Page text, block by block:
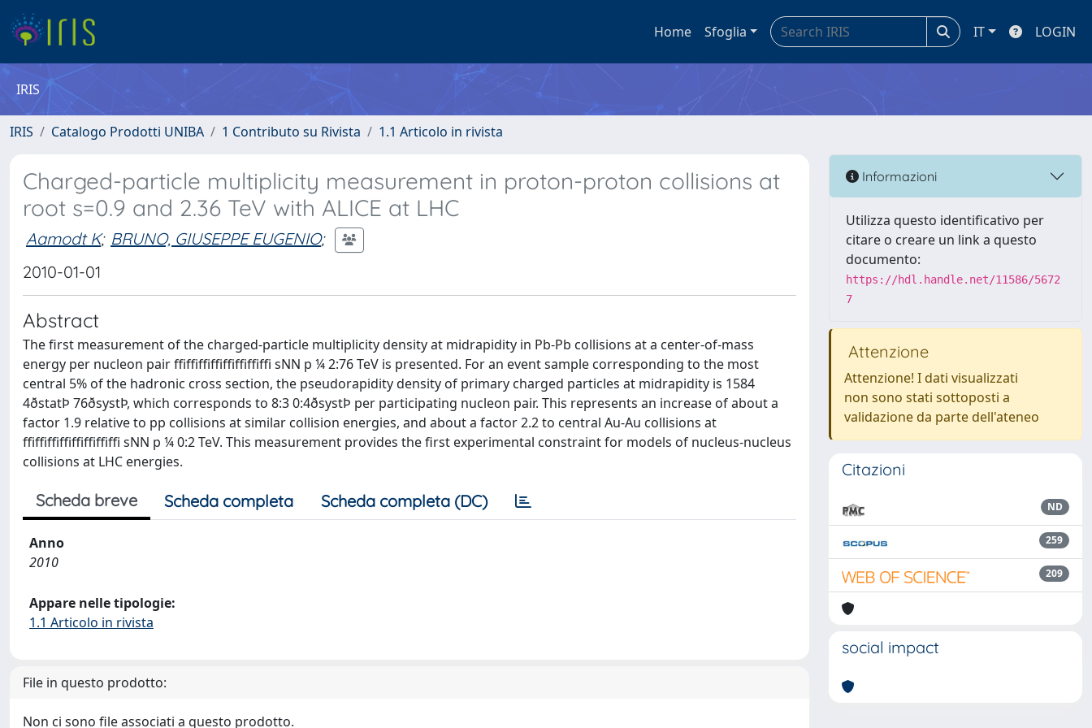
Home Sfoglia IT LOGIN
IRIS
IRIS Catalogo Prodotti UNIBA 1 Contributo su Rivista 1.1 Articolo in rivista
Charged-particle multiplicity measurement in proton-proton collisions at
root s=0.9 and 2.36 TeV with ALICE at LHC
Aamodt K; BRUNO, GIUSEPPE EUGENIO;
2010-01-01
Abstract
The first measurement of the charged-particle multiplicity density at midrapidity in Pb-Pb collisions at a center-of-mass
energy per nucleon pair ffiffiffiffiffiffiffiffi sNN p ¼ 2:76 TeV is presented. For an event sample corresponding to the most
central 5% of the hadronic cross section, the pseudorapidity density of primary charged particles at midrapidity is 1584
4ðstatÞ 76ðsystÞ, which corresponds to 8:3 0:4ðsystÞ per participating nucleon pair. This represents an increase of about a
factor 1.9 relative to pp collisions at similar collision energies, and about a factor 2.2 to central Au-Au collisions at
ffiffiffiffiffiffiffiffi sNN p ¼ 0:2 TeV. This measurement provides the first experimental constraint for models of nucleus-nucleus
collisions at LHC energies.
Scheda breve Scheda completa Scheda completa (DC)
Anno
2010
Appare nelle tipologie:
1.1 Articolo in rivista
File in questo prodotto:
Non ci sono file associati a questo prodotto.
Informazioni
Utilizza questo identificativo per
citare o creare un link a questo
documento:
https://hdl.handle.net/11586/5672
7
Attenzione
Attenzione! I dati visualizzati
non sono stati sottoposti a
validazione da parte dell'ateneo
Citazioni
ND
259
209
social impact